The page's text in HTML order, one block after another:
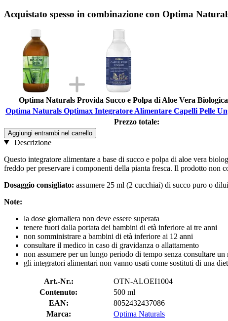
Acquistato spesso in combinazione con Optima
Optima Naturals Provida Succo e Polpa di Aloe Vera
Optima Naturals Optimax Integratore Alimentare Capelli Pelle
Prezzo totale:
Aggiungi entrambi nel carrello
Descrizione
Questo integratore alimentare a base di succo e polpa di aloe vera
freddo per preservare i componenti della pianta fresca. Il prodotto non
Dosaggio consigliato: assumere 25 ml (2 cucchiai) di succo puro o
Note:
la dose giornaliera non deve essere superata
tenere fuori dalla portata dei bambini di età inferiore ai tre anni
non somministrare a bambini di età inferiore ai 12 anni
consultare il medico in caso di gravidanza o allattamento
non assumere per un lungo periodo di tempo senza consultare un
gli integratori alimentari non vanno usati come sostituti di una
Art.-Nr.:
OTN-ALOEI1004
Contenuto:
500 ml
EAN:
8052432437086
Marca:
Optima Naturals